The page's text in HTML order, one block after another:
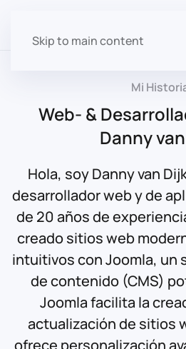
Skip to main content
Mi
Web- &
Danny
Hola, soy Danny van
desarrollador web y de
de 20 años de
creado sitios web
intuitivos con Joomla, un
de contenido (CMS)
Joomla facilita la
actualización de sitios
ofrece personalización